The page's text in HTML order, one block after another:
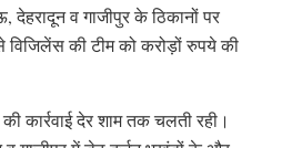
व गाजीपुर के ठिकानों पर
विजिलेंस की टीम को करोड़ों रुपये की
कार्रवाई देर शाम तक चलती रही।